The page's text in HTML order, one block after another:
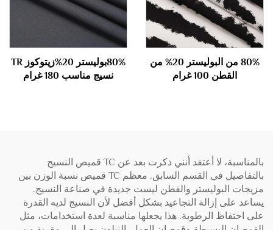
80% من البوليستر 20% من
القطن 100 غرام
80%بوليستر 20%زيتوكوز TR
نسيج مناسب 180 غرام
بالمناسبة، لا أعتقد أنني ذكرت بعد عن TC قميص النسيج
بالتفاصيل في القسم السابق. معظم TC قميص نسبة الوزن بين
مزيجات البوليستر والقطن ليست جديدة في صناعة النسيج.
يساعد على إزالة التجاعيد بشكل أفضل لأن النسيج لديه القدرة
على احتفاظ الرطوبة. هذا يجعلها مناسبة لعدة استخدامات، مثل